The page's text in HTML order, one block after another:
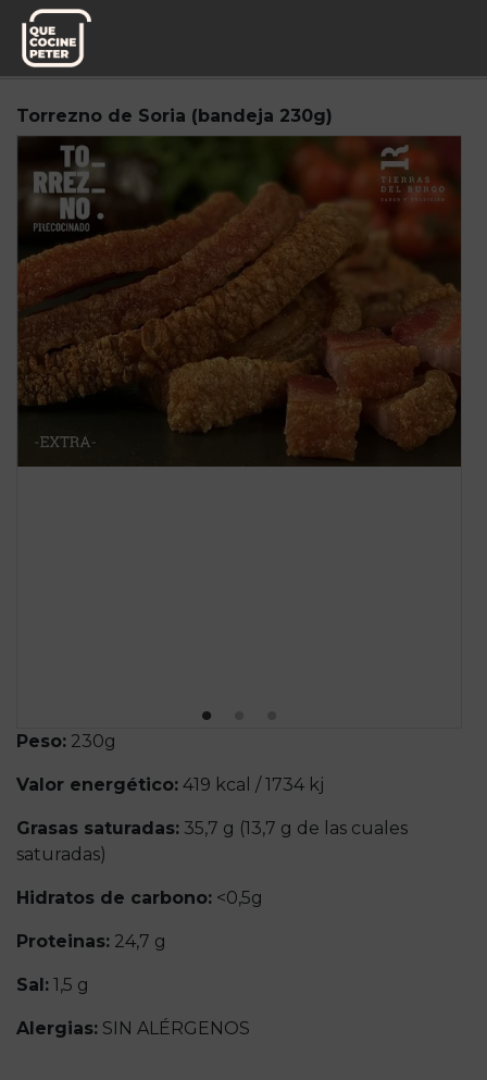
Pedido semanal
Torrezno de Soria (bandeja 230g)
Peso: 230g
Valor energético: 419 kcal / 1734 kj
Grasas saturadas: 35,7 g (13,7 g de las cuales
saturadas)
Hidratos de carbono: <0,5g
Proteinas: 24,7 g
Sal: 1,5 g
Alergias: SIN ALÉRGENOS